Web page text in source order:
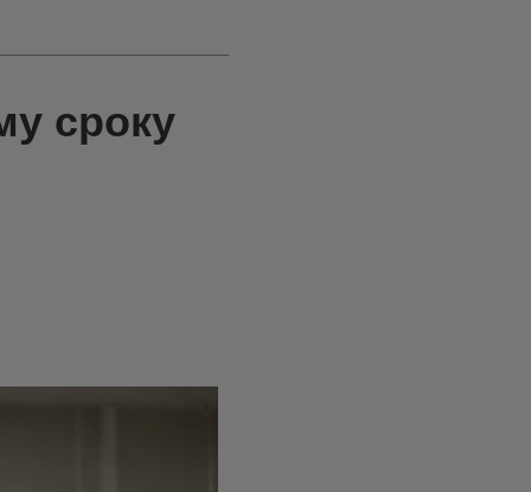
сроку